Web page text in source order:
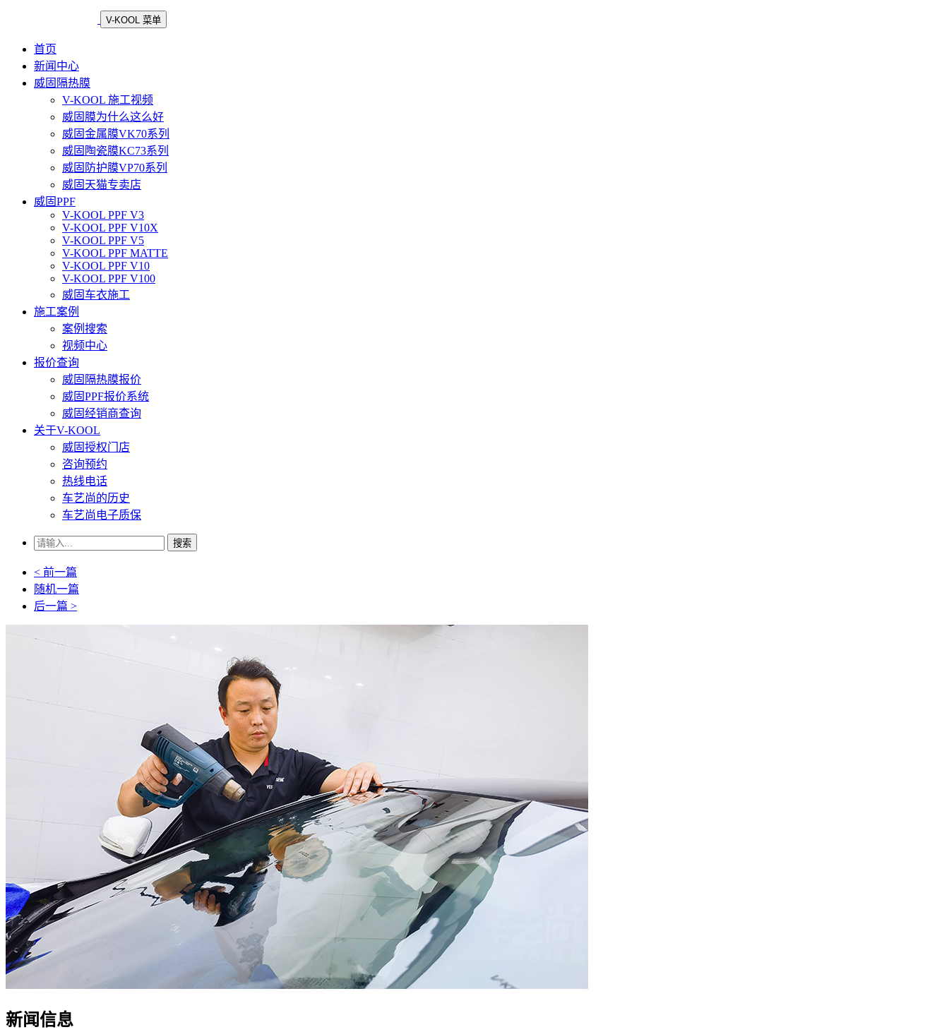
V-KOOL 菜单
首页
新闻中心
威固隔热膜
V-KOOL 施工视频
威固膜为什么这么好
威固金属膜VK70系列
威固陶瓷膜KC73系列
威固防护膜VP70系列
威固天猫专卖店
威固PPF
V-KOOL PPF V3
V-KOOL PPF V10X
V-KOOL PPF V5
V-KOOL PPF MATTE
V-KOOL PPF V10
V-KOOL PPF V100
威固车衣施工
施工案例
案例搜索
视频中心
报价查询
威固隔热膜报价
威固PPF报价系统
威固经销商查询
关于V-KOOL
威固授权门店
咨询预约
热线电话
车艺尚的历史
车艺尚电子质保
搜索
< 前一篇
随机一篇
后一篇 >
新闻信息